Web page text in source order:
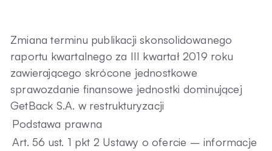
Kontakt
Zmiana terminu publikacji skonsolidowanego
raportu kwartalnego za III kwartał 2019 roku
zawierającego skrócone jednostkowe
sprawozdanie finansowe jednostki dominującej
GetBack S.A. w restrukturyzacji
Podstawa prawna
Art. 56 ust. 1 pkt 2 Ustawy o ofercie – informacje